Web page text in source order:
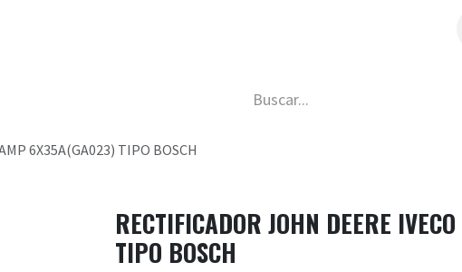
6X35A(GA023) TIPO BOSCH
RECTIFICADOR JOHN DEERE
TIPO BOSCH